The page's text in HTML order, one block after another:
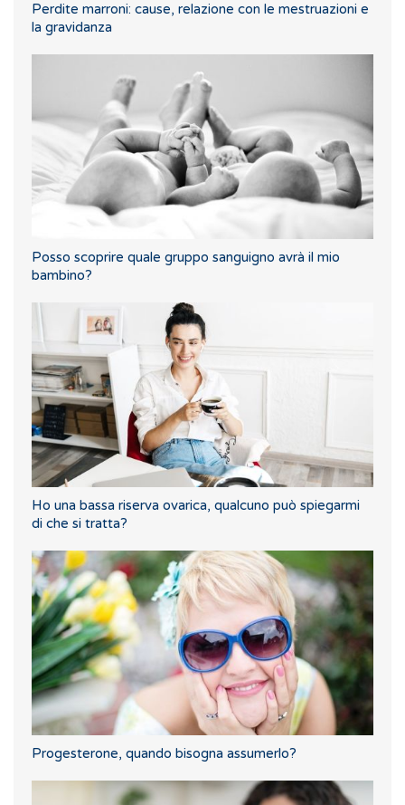
Perdite marroni: cause, relazione con le mestruazioni e
la gravidanza
Posso scoprire quale gruppo sanguigno avrà il mio
bambino?
Ho una bassa riserva ovarica, qualcuno può spiegarmi
di che si tratta?
Progesterone, quando bisogna assumerlo?